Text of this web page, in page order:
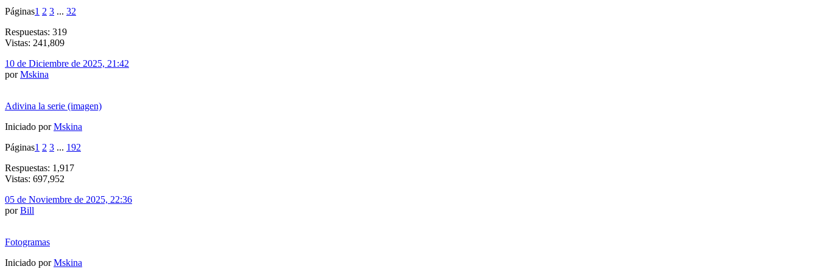
Páginas1 2 3 ... 32
Respuestas: 319
Vistas: 241,809
10 de Diciembre de 2025, 21:42
porMskina
Adivina la serie (imagen)
Iniciado porMskina
Páginas1 2 3 ... 192
Respuestas: 1,917
Vistas: 697,952
05 de Noviembre de 2025, 22:36
porBill
Fotogramas
Iniciado porMskina